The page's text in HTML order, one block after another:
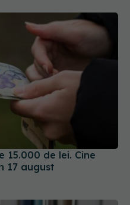
15.000 de lei. Cine
17 august